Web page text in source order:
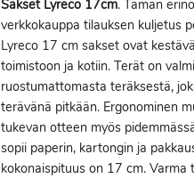
Sakset Lyreco 17cm. Tämän
verkkokauppa tilauksen kuljetus
Lyreco 17 cm sakset ovat
toimistoon ja kotiin. Terät on
ruostumattomasta teräksestä,
terävänä pitkään. Ergonominen
tukevan otteen myös
sopii paperin, kartongin ja
kokonaispituus on 17 cm.